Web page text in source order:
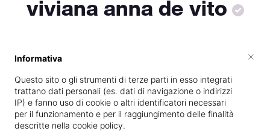
viviana anna de vito
Specializzata inEpilazione con cera
Vedi le informazioni di viviana anna
Informativa
Questo sito o gli strumenti di terze parti in esso integrati
trattano dati personali (es. dati di navigazione o indirizzi
IP) e fanno uso di cookie o altri identificatori necessari
per il funzionamento e per il raggiungimento delle finalità
descritte nella cookie policy.
×